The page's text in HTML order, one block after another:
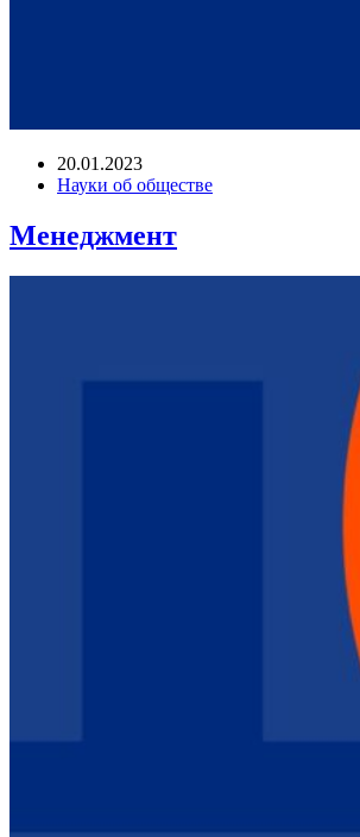
20.01.2023
Науки об обществе
Менеджмент